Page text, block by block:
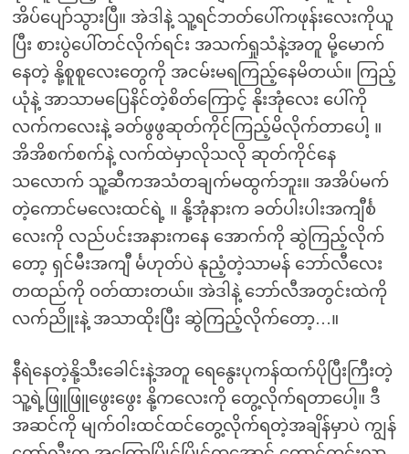
အိပ်ပျော်သွားပြီ။ အဲဒါနဲ့ သူ့ရင်ဘတ်ပေါ်ကဖုန်းလေးကိုယူ
ပြီး စားပွဲပေါ်တင်လိုက်ရင်း အသက်ရှုသံနဲ့အတူ မို့မောက်
နေတဲ့ နို့စူစူလေးတွေကို အငမ်းမရကြည့်နေမိတယ်။ ကြည့်
ယုံနဲ့ အာသာမပြေနိင်တဲ့စိတ်ကြောင့် နိုးအုံလေး ပေါ်ကို
လက်ကလေးနဲ့ ခတ်ဖွဖွဆုတ်ကိုင်ကြည့်မိလိုက်တာပေါ့ ။
အိအိစက်စက်နဲ့ လက်ထဲမှာလိုသလို ဆုတ်ကိုင်နေ
သလောက် သူ့ဆီကအသံတချက်မထွက်ဘူး။ အအိပ်မက်
တဲ့ကောင်မလေးထင်ရဲ့ ။ နို့အုံနားက ခတ်ပါးပါးအကျီင်္စ
လေးကို လည်ပင်းအနားကနေ အောက်ကို ဆွဲကြည့်လိုက်
တော့ ရှင်မီးအကျီ င်္မဟုတ်ပဲ နုညံ့တဲ့သာမန် ဘော်လီလေး
တထည်ကို ဝတ်ထားတယ်။ အဲဒါနဲ့ ဘော်လီအတွင်းထဲကို
လက်ညိူးနဲ့ အသာထိုးပြီး ဆွဲကြည့်လိုက်တော့…။
နီရဲနေတဲ့နို့သီးခေါင်းနဲ့အတူ ရေနွေးပုကန်ထက်ပိုပြီးကြီးတဲ့
သူ့ရဲ့ဖြူဖြူဖွေးဖွေး နို့ကလေးကို တွေ့လိုက်ရတာပေါ့။ ဒီ
အဆင်ကို မျက်ဝါးထင်ထင်တွေ့လိုက်ရတဲ့အချိန်မှာပဲ ကျွန်